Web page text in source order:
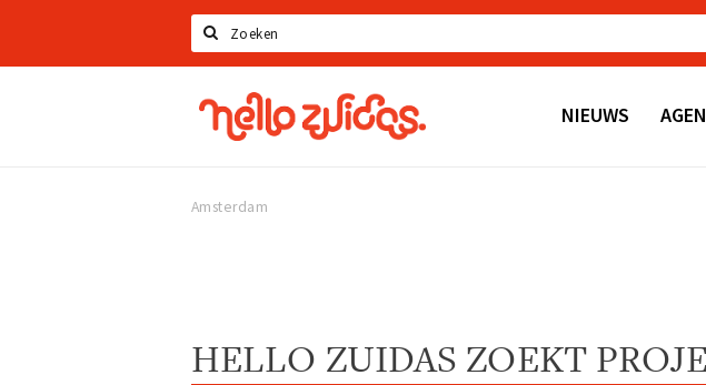
Zoeken
Hello
Zuidas
NIEUWS
Amsterdam
HELLO ZUIDAS ZOEKT